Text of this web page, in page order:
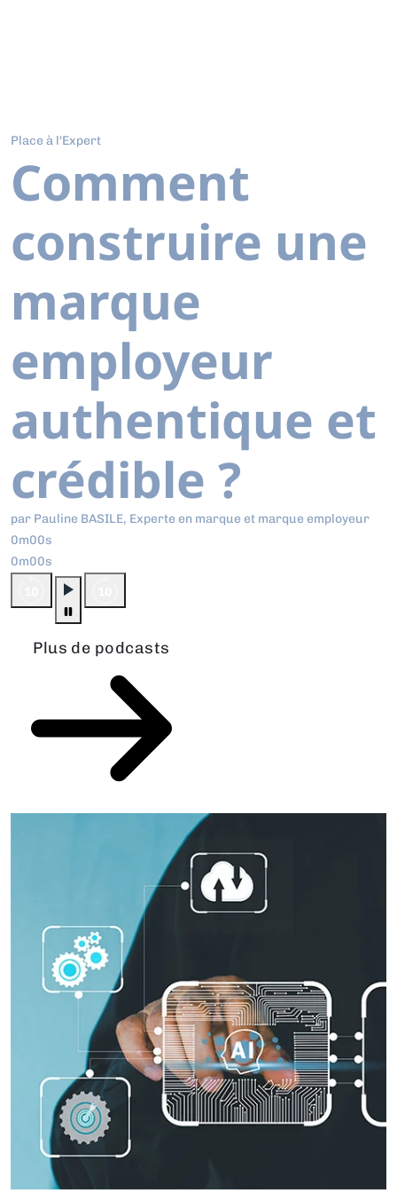
Place à l'Expert
Comment
construire une
marque
employeur
authentique et
crédible ?
par Pauline BASILE, Experte en marque et marque employeur
0m00s
0m00s
Plus de podcasts